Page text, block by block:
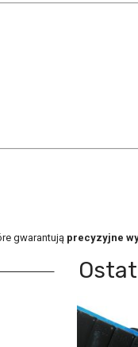
gwarantują precyzyjne